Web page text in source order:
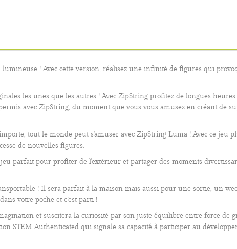
! Avec cette version, réalisez une infinité de figures qui
les unes que les autres ! Avec ZipString profitez de longues heures
avec ZipString, du moment que vous vous amusez en créant de
tout le monde peut s'amuser avec ZipString Luma ! Avec ce jeu
de nouvelles figures.
jeu parfait pour profiter de l'extérieur et partager des moments
! Il sera parfait à la maison mais aussi pour une sortie, un
votre poche et c’est parti !
et suscitera la curiosité par son juste équilibre entre force de
STEM Authenticated qui signale sa capacité à participer au